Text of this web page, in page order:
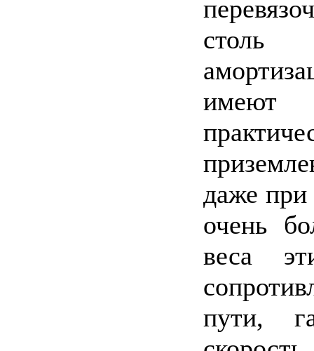
столь
имеют
даже при
очень
веса
пути,